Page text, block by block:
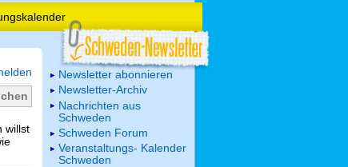
willst
Newsletter abonnieren
Newsletter-Archiv
Nachrichten aus
Schweden
Schweden Forum
Veranstaltungs- Kalender
Schweden